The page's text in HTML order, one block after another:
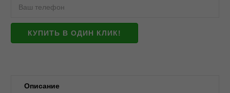
КУПИТЬ В ОДИН КЛИК!
Описание